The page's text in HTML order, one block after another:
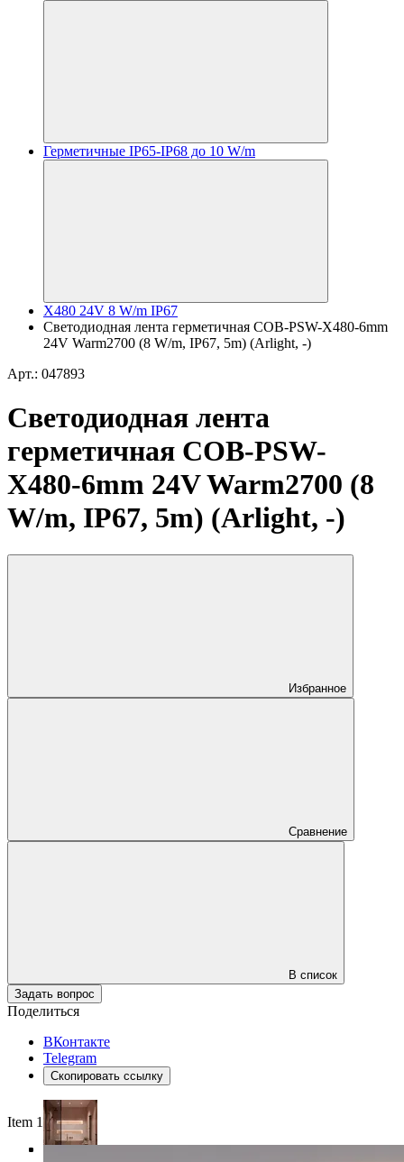
Герметичные IP65-IP68 до 10 W/m
X480 24V 8 W/m IP67
Светодиодная лента герметичная COB-PSW-X480-6mm
24V Warm2700 (8 W/m, IP67, 5m) (Arlight, -)
Арт.: 047893
Светодиодная лента
герметичная COB-PSW-
X480-6mm 24V Warm2700 (8
W/m, IP67, 5m) (Arlight, -)
Избранное
Сравнение
В список
Задать вопрос
Поделиться
ВКонтакте
Telegram
Скопировать ссылку
Item 1 of 4